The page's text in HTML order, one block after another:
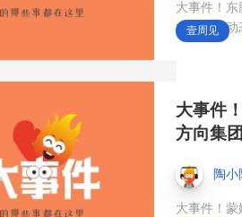
品牌区——
品牌的实力
地❗️ #第45
#展会时间10
瓷城#品牌
大事件！
业都有新动
壹周见
大事件
方向集
陶小
大事件！